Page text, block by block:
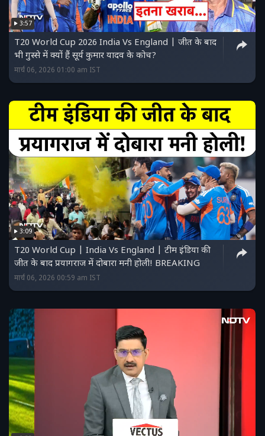
3:57
T20 World Cup 2026 India Vs England | जीत के बाद
भी गुस्से में क्यों हैं सूर्य कुमार यादव के कोच?
मार्च 06, 2026 01:00 am IST
3:09
T20 World Cup | India Vs England | टीम इंडिया की
जीत के बाद प्रयागराज में दोबारा मनी होली! BREAKING
मार्च 06, 2026 00:59 am IST